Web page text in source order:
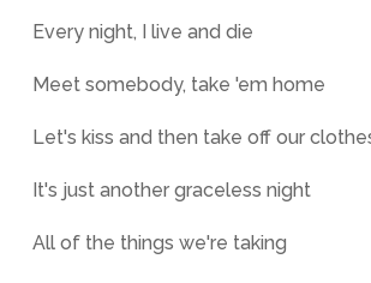
Every night, I live and die
Meet somebody, take 'em home
Let's kiss and then take off our
It's just another graceless night
All of the things we're taking